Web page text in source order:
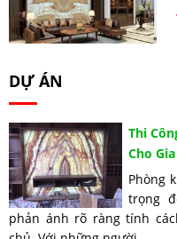
DỰ ÁN
Thi
Cho
Phòng
trọng
phản ánh rõ ràng tính